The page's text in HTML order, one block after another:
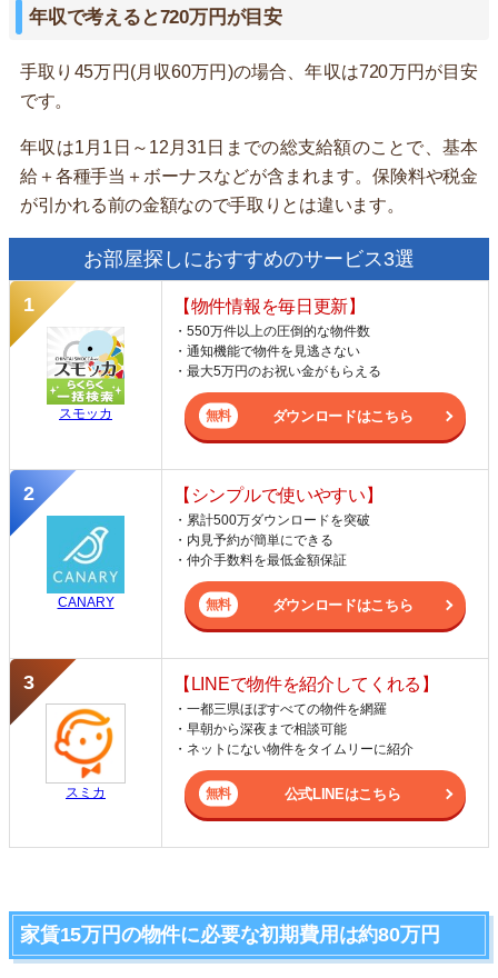
年収で考えると720万円が目安
手取り45万円(月収60万円)の場合、年収は720万円が目安
です。
年収は1月1日～12月31日までの総支給額のことで、基本
給＋各種手当＋ボーナスなどが含まれます。保険料や税金
が引かれる前の金額なので手取りとは違います。
お部屋探しにおすすめのサービス3選
スモッカ
【物件情報を毎日更新】
・550万件以上の圧倒的な物件数
・通知機能で物件を見逃さない
・最大5万円のお祝い金がもらえる
ダウンロードはこちら
CANARY
【シンプルで使いやすい】
・累計500万ダウンロードを突破
・内見予約が簡単にできる
・仲介手数料を最低金額保証
ダウンロードはこちら
スミカ
【LINEで物件を紹介してくれる】
・一都三県ほぼすべての物件を網羅
・早朝から深夜まで相談可能
・ネットにない物件をタイムリーに紹介
公式LINEはこちら
家賃15万円の物件に必要な初期費用は約80万円